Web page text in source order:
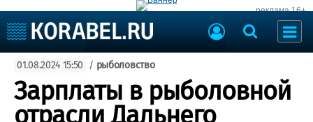
реклама 16+
Судоходство
Судоремонт
События
Пресс-релизы
Порты
01.08.2024 15:50 / рыболовство
Зарплаты в рыболовной
отрасли Дальнего